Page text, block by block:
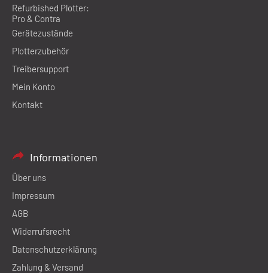
Refurbished Plotter:
Pro & Contra
Gerätezustände
Plotterzubehör
Treibersupport
Mein Konto
Kontakt
Informationen
Über uns
Impressum
AGB
Widerrufsrecht
Datenschutzerklärung
Zahlung & Versand